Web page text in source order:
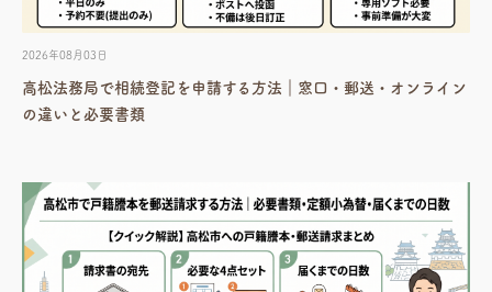
2026年08月03日
高松法務局で相続登記を申請する方法｜窓口・郵送・オンライン
の違いと必要書類